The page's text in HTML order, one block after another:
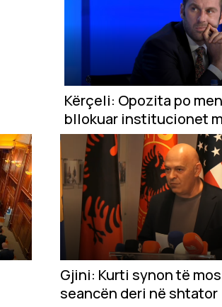
Kërçeli: Opozita po
bllokuar institucionet
VV-ja
Gjini: Kurti synon të
seancën deri në shtator